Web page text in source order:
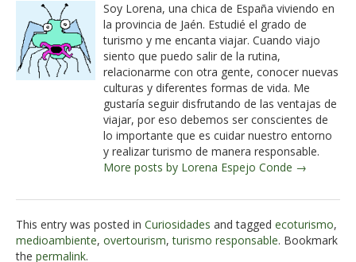
Soy Lorena, una chica de España viviendo en
la provincia de Jaén. Estudié el grado de
turismo y me encanta viajar. Cuando viajo
siento que puedo salir de la rutina,
relacionarme con otra gente, conocer nuevas
culturas y diferentes formas de vida. Me
gustaría seguir disfrutando de las ventajas de
viajar, por eso debemos ser conscientes de
lo importante que es cuidar nuestro entorno
y realizar turismo de manera responsable.
More posts by Lorena Espejo Conde →
This entry was posted in Curiosidades and tagged ecoturismo,
medioambiente, overtourism,turismo responsable. Bookmark
the permalink.